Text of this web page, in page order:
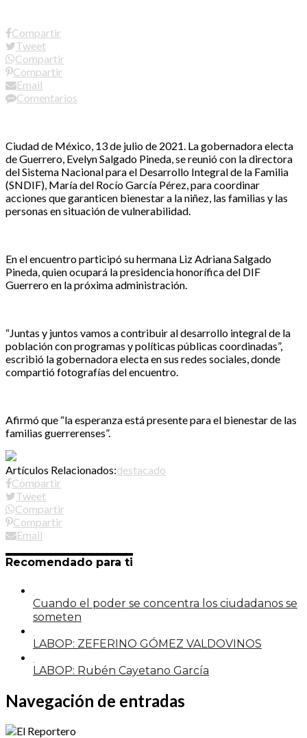
Compartir
Tweet
Compartir
Compartir
Email
Comentarios
Ciudad de México, 13 de julio de 2021. La gobernadora electa
de Guerrero, Evelyn Salgado Pineda, se reunió con la directora
del Sistema Nacional para el Desarrollo Integral de la Familia
(SNDIF), María del Rocío García Pérez, para coordinar
acciones que garanticen bienestar a la niñez, las familias y las
personas en situación de vulnerabilidad.
En el encuentro participó su hermana Liz Adriana Salgado
Pineda, quien ocupará la presidencia honorífica del DIF
Guerrero en la próxima administración.
“Juntas y juntos vamos a contribuir al desarrollo integral de la
población con programas y políticas públicas coordinadas”,
escribió la gobernadora electa en sus redes sociales, donde
compartió fotografías del encuentro.
Afirmó que “la esperanza está presente para el bienestar de las
familias guerrerenses”.
Artículos Relacionados:destacado
Compartir
Tweet
Compartir
Compartir
Email
Recomendado para ti
Cuando el poder se concentra los ciudadanos se
someten
LABOP: ZEFERINO GÓMEZ VALDOVINOS
LABOP: Rubén Cayetano García
Navegación de entradas